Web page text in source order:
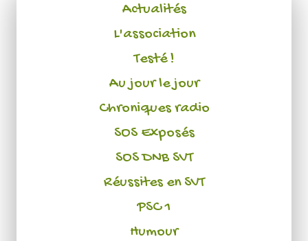
Actualités
L'association
Testé !
Au jour le jour
Chroniques radio
SOS Exposés
SOS DNB SVT
Réussites en SVT
PSC 1
Humour